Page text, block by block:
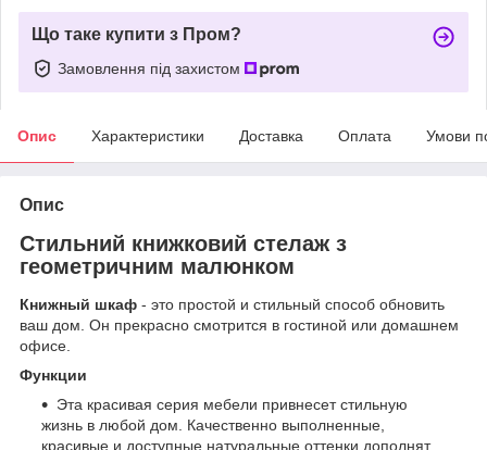
Що таке купити з Пром?
Замовлення під захистом
Опис Характеристики Доставка Оплата Умови
Опис
Стильний книжковий стелаж з
геометричним малюнком
Книжный шкаф - это простой и стильный способ обновить
ваш дом. Он прекрасно смотрится в гостиной или домашнем
офисе.
Функции
Эта красивая серия мебели привнесет стильную
жизнь в любой дом. Качественно выполненные,
красивые и доступные натуральные оттенки дополнят